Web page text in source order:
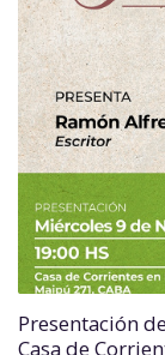
Presentación
Casa de